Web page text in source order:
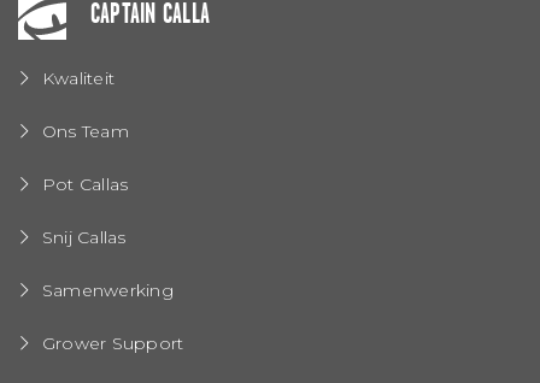
CAPTAIN CALLA
Kwaliteit
Ons Team
Pot Callas
Snij Callas
Samenwerking
Grower Support